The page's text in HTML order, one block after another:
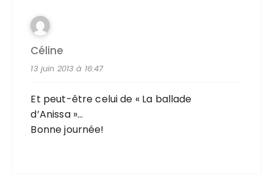
Céline
13 juin 2013 à 16:47
Et peut-être celui de « La ballade
d’Anissa »…
Bonne journée!